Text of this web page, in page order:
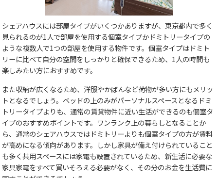
シェアハウスには部屋タイプがいくつかありますが、東京都内で多く
見られるのが1人で部屋を使用する個室タイプかドミトリータイプの
ような複数人で1つの部屋を使用する物件です。個室タイプはドミト
リーに比べて自分の空間をしっかりと確保できるため、1人の時間も
楽しみたい方におすすめです。
また収納が広くなるため、洋服やかばんなど荷物が多い方にもメリッ
トとなるでしょう。ベッドの上のみがパーソナルスペースとなるドミ
トリータイプよりも、通常の賃貸物件に近い生活ができるのも個室タ
イプのおすすめポイントです。ワンランク上の暮らしとなることか
ら、通常のシェアハウスではドミトリーよりも個室タイプの方が賃料
が高めになる傾向があります。しかし家具が備え付けられていること
も多く共用スペースには家電も設置されているため、新生活に必要な
家具家電をすべて買いそろえる必要がなく、その分のお金を生活費に